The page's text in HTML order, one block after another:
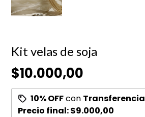
Kit velas de soja
$10.000,00
10% OFFcon Transferencia
Precio final:$9.000,00